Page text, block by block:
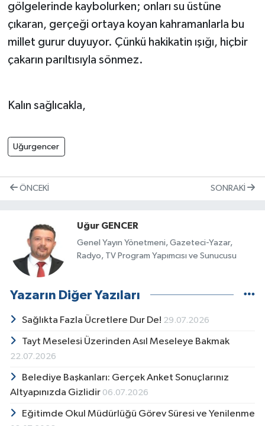
gölgelerinde kaybolurken; onları su üstüne
çıkaran, gerçeği ortaya koyan kahramanlarla bu
millet gurur duyuyor. Çünkü hakikatin ışığı, hiçbir
çakarın parıltısıyla sönmez.
Kalın sağlıcakla,
Uğurgencer
ÖNCEKI SONRAKI
Uğur GENCER
Genel Yayın Yönetmeni, Gazeteci-Yazar,
Radyo, TV Program Yapımcısı ve Sunucusu
Yazarın Diğer Yazıları
Sağlıkta Fazla Ücretlere Dur De! 29.07.2026
Tayt Meselesi Üzerinden Asıl Meseleye Bakmak
22.07.2026
Belediye Başkanları: Gerçek Anket Sonuçlarınız
Altyapınızda Gizlidir 06.07.2026
Eğitimde Okul Müdürlüğü Görev Süresi ve Yenilenme